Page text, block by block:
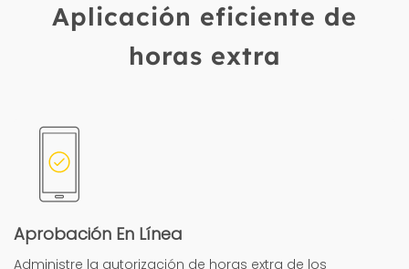
Aplicación eficiente de
horas extra
Aprobación En Línea
Administre la autorización de horas extra de los